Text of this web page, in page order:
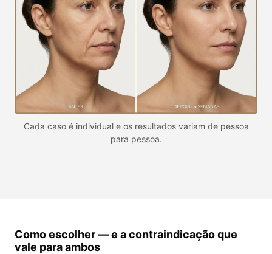
Cada caso é individual e os resultados variam de pessoa
para pessoa.
Como escolher — e a contraindicação que
vale para ambos